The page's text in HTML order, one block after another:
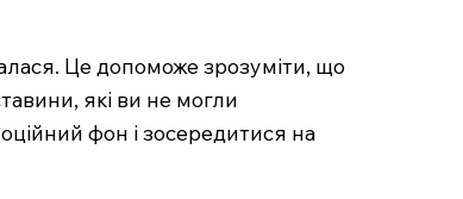
Це допоможе зрозуміти, що
які ви не могли
фон і зосередитися на